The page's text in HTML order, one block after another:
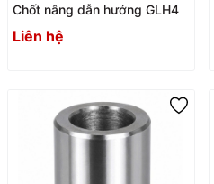
Chốt nâng dẫn hướng GLH4
Liên hệ